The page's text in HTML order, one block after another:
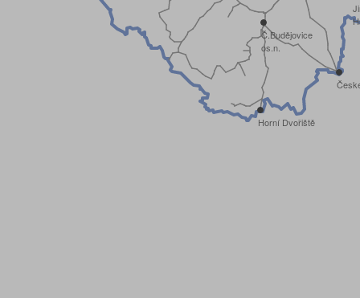
Č.Budějovice
os.n.
Horní Dvořiště